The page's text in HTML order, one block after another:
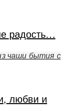
радость…
чаши бытия с
любви и